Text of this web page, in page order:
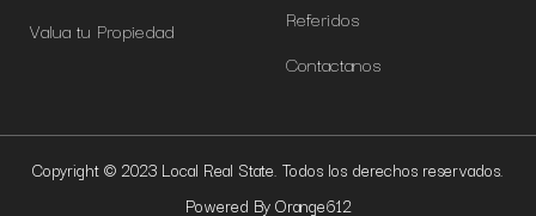
Valua tu Propiedad
Referidos
Contactanos
Copyright © 2023 Local Real State. Todos los derechos reservados.
Powered By Orange612